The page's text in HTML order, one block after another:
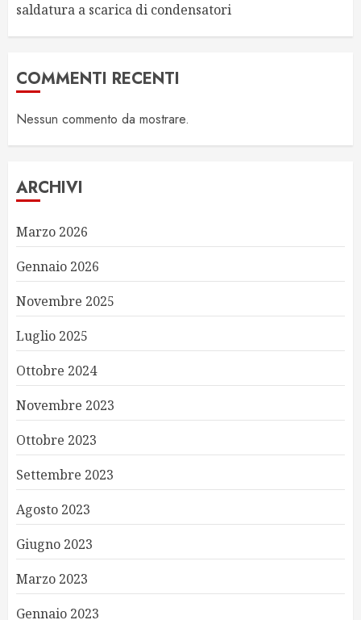
saldatura a scarica di condensatori
COMMENTI RECENTI
Nessun commento da mostrare.
ARCHIVI
Marzo 2026
Gennaio 2026
Novembre 2025
Luglio 2025
Ottobre 2024
Novembre 2023
Ottobre 2023
Settembre 2023
Agosto 2023
Giugno 2023
Marzo 2023
Gennaio 2023